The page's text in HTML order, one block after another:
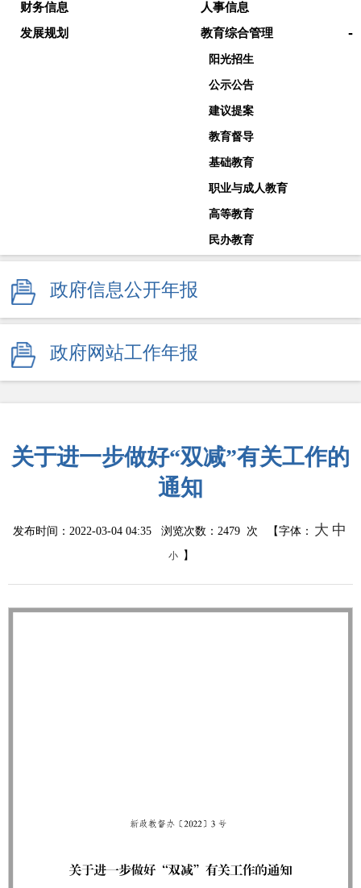
财务信息
人事信息
发展规划
教育综合管理 -
阳光招生
公示公告
建议提案
教育督导
基础教育
职业与成人教育
高等教育
民办教育
教师工作
学校安全生产
政府信息公开年报
政府网站工作年报
关于进一步做好“双减”有关工作的
通知
发布时间：2022-03-04 04:35 浏览次数： 2479 次 【字体： 大 中
小 】